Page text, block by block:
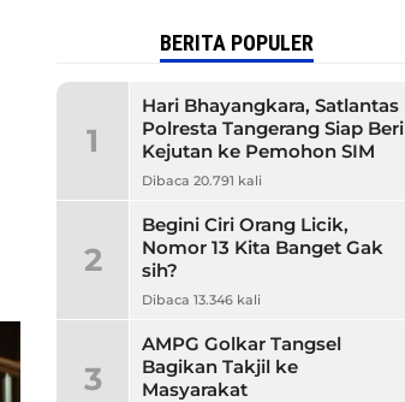
BERITA POPULER
1
Hari Bhayangkara, Satlantas
Polresta Tangerang Siap Beri
Kejutan ke Pemohon SIM
Dibaca 20.791 kali
2
Begini Ciri Orang Licik,
Nomor 13 Kita Banget Gak
sih?
Dibaca 13.346 kali
3
AMPG Golkar Tangsel
Bagikan Takjil ke
Masyarakat